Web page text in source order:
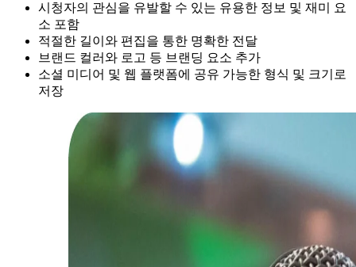
시청자의 관심을 유발할 수 있는 유용한 정보 및 재미 요
소 포함
적절한 길이와 편집을 통한 명확한 전달
브랜드 컬러와 로고 등 브랜딩 요소 추가
소셜 미디어 및 웹 플랫폼에 공유 가능한 형식 및 크기로
저장